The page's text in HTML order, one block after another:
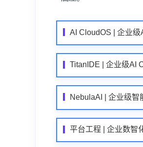
AI CloudOS | 企业
TitanIDE | 企业级AI
NebulaAI | 企业级智
平台工程 | 企业数智